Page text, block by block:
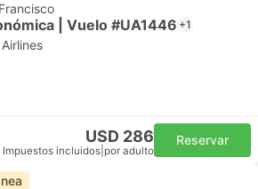
| Vuelo #UA1446 +1
USD 286
Impuestos incluidos por adulto
Reservar